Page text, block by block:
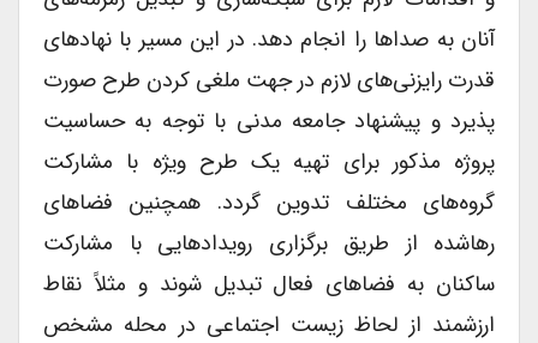
آنان به صداها را انجام دهد. در این مسیر با نهادهای
قدرت رایزنی‌های لازم در جهت ملغی کردن طرح صورت
پذیرد و پیشنهاد جامعه مدنی با توجه به حساسیت
پروژه مذکور برای تهیه یک طرح ویژه با مشارکت
گروه‌های مختلف تدوین گردد. همچنین فضاهای
رهاشده از طریق برگزاری رویدادهایی با مشارکت
ساکنان به فضاهای فعال تبدیل شوند و مثلاً نقاط
ارزشمند از لحاظ زیست اجتماعی در محله مشخص